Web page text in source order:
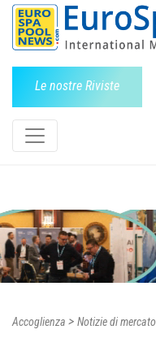
Le nostre Riviste
Accoglienza > Notizie di mercato